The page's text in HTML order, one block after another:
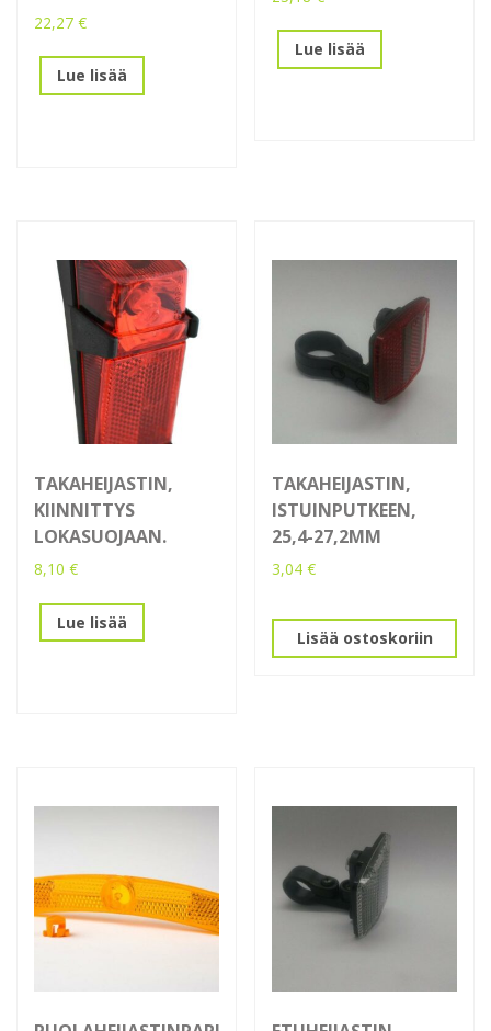
22,27 €
Lue lisää
Lue lisää
TAKAHEIJASTIN,
KIINNITTYS
LOKASUOJAAN.
8,10 €
Lue lisää
TAKAHEIJASTIN,
ISTUINPUTKEEN,
25,4-27,2MM
3,04€
Lisää ostoskoriin